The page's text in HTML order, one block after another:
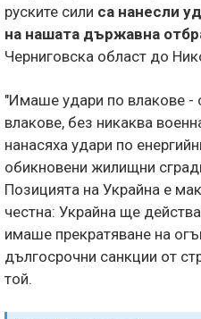
руските сили са нанесли
на нашата държавна
Черниговска област до
"Имаше удари по влакове -
влакове, без никаква
нанасяха удари по
обикновени жилищни
Позицията на Украйна е
честна: Украйна ще
имаше прекратяване на
дългосрочни санкции от
той.